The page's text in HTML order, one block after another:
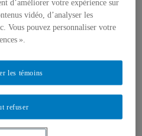
couples :
d’améliorer votre expérience sur
vidéo, d’analyser les
Vous pouvez personnaliser votre
».
refuser
les témoins